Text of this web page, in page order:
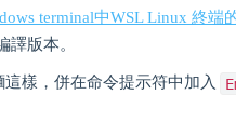
terminal中WSL Linux 終端
譯版本。
這樣，併在命令提示符中加入